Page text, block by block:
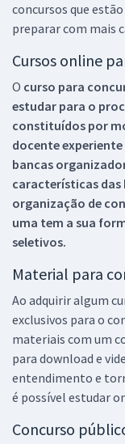
concursos que
preparar com mais
Cursos online
O curso para
estudar para o
constituídos por
docente
bancas
características das
organização de
uma tem a sua
seletivos.
Material para
Ao adquirir algum
exclusivos para o
materiais com um
para download e
entendimento e
é possível estudar
Concurso